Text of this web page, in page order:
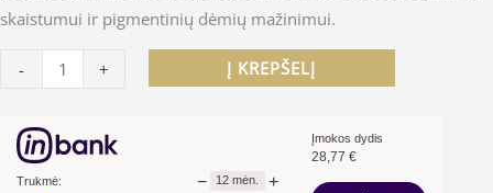
skaistumui ir pigmentinių dėmių mažinimui.
- + Į KREPŠELĮ
Trukmė: − 12 mėn. +
Įmokos dydis
28,77 €